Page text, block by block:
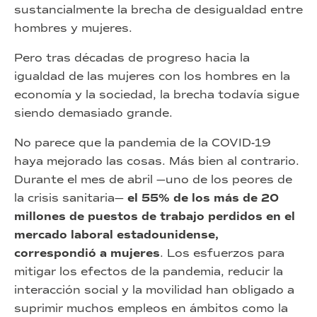
sustancialmente la brecha de desigualdad entre
hombres y mujeres.
Pero tras décadas de progreso hacia la
igualdad de las mujeres con los hombres en la
economía y la sociedad, la brecha todavía sigue
siendo demasiado grande.
No parece que la pandemia de la COVID-19
haya mejorado las cosas. Más bien al contrario.
Durante el mes de abril —uno de los peores de
la crisis sanitaria— el 55% de los más de 20
millones de puestos de trabajo perdidos en el
mercado laboral estadounidense,
correspondió a mujeres. Los esfuerzos para
mitigar los efectos de la pandemia, reducir la
interacción social y la movilidad han obligado a
suprimir muchos empleos en ámbitos como la